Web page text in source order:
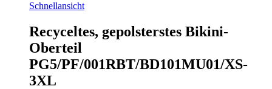
Schnellansicht
Recyceltes, gepolsterstes Bikini-
Oberteil
PG5/PF/001RBT/BD101MU01/XS-
3XL